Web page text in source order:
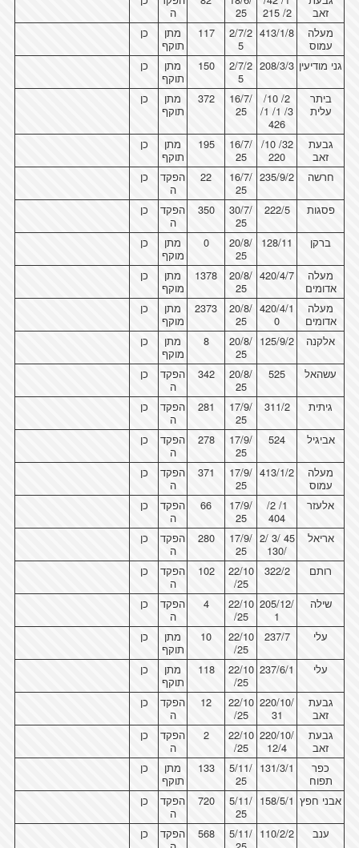
זאב
2/ 215
25
ה
מעלה
עמוס
413/1/8
2/7/2
5
117
מתן
תוקף
כן
גני מודיעין 208/3/3
2/7/2
5
150
מתן
תוקף
כן
ביתר
עלית
2/ 10/
3/ 1/ 1/
426
16/7/
25
372
מתן
תוקף
כן
גבעת
זאב
32/ 10/
220
16/7/
25
195
מתן
תוקף
כן
חרשה 235/9/2
16/7/
25
22
הפקד
ה
כן
פסגות 222/5
30/7/
25
350
הפקד
ה
כן
ברקן 128/11
20/8/
25
0
מתן
מוקף
כן
מעלה
אדומים
420/4/7
20/8/
25
1378
מתן
מוקף
כן
מעלה
אדומים
420/4/1
0
20/8/
25
2373
מתן
מוקף
כן
אלקנה 125/9/2
20/8/
25
8
מתן
מוקף
כן
עשהאל 525
20/8/
25
342
הפקד
ה
כן
גיתית 311/2
17/9/
25
281
הפקד
ה
כן
אביגיל 524
17/9/
25
278
הפקד
ה
כן
מעלה
עמוס
413/1/2
17/9/
25
371
הפקד
ה
כן
אלעזר
1/ 2/
404
17/9/
25
66
הפקד
ה
כן
אריאל
45 /3 /2
/130
17/9/
25
280
הפקד
ה
כן
רותם 322/2
22/10
/25
102
הפקד
ה
כן
שילה
205/12/
1
22/10
/25
4
הפקד
ה
כן
עלי 237/7
22/10
/25
10
מתן
תוקף
כן
עלי 237/6/1
22/10
/25
118
מתן
תוקף
כן
גבעת
זאב
220/10/
31
22/10
/25
12
הפקד
ה
כן
גבעת
זאב
220/10/
12/4
22/10
/25
2
הפקד
ה
כן
כפר
תפוח
131/3/1
5/11/
25
133
מתן
תוקף
כן
אבני חפץ 158/5/1
5/11/
25
720
הפקד
ה
כן
ענב 110/2/2
5/11/
568
הפקד
כן